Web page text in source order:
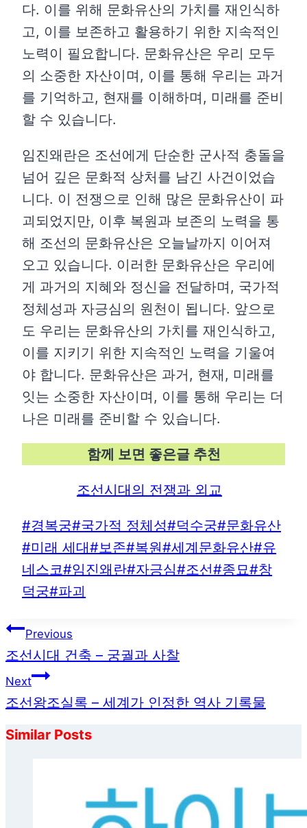
다. 이를 위해 문화유산의 가치를 재인식하
고, 이를 보존하고 활용하기 위한 지속적인
노력이 필요합니다. 문화유산은 우리 모두
의 소중한 자산이며, 이를 통해 우리는 과거
를 기억하고, 현재를 이해하며, 미래를 준비
할 수 있습니다.
임진왜란은 조선에게 단순한 군사적 충돌을
넘어 깊은 문화적 상처를 남긴 사건이었습
니다. 이 전쟁으로 인해 많은 문화유산이 파
괴되었지만, 이후 복원과 보존의 노력을 통
해 조선의 문화유산은 오늘날까지 이어져
오고 있습니다. 이러한 문화유산은 우리에
게 과거의 지혜와 정신을 전달하며, 국가적
정체성과 자긍심의 원천이 됩니다. 앞으로
도 우리는 문화유산의 가치를 재인식하고,
이를 지키기 위한 지속적인 노력을 기울여
야 합니다. 문화유산은 과거, 현재, 미래를
잇는 소중한 자산이며, 이를 통해 우리는 더
나은 미래를 준비할 수 있습니다.
함께 보면 좋은글 추천
조선시대의 전쟁과 외교
Post
Tags:
#경복궁#국가적 정체성#덕수궁#문화유산
#미래 세대#보존#복원#세계문화유산#유
네스코#임진왜란#자긍심#조선#종묘#창
덕궁#파괴
글
탐
Previous
조선시대 건축 – 궁궐과 사찰
Next
조선왕조실록 – 세계가 인정한 역사 기록물
Similar Posts